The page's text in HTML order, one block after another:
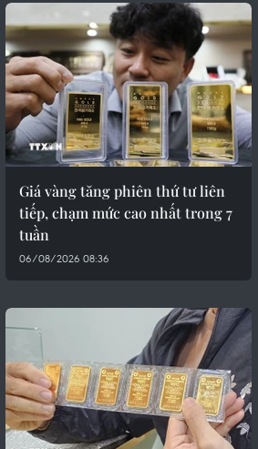
Giá vàng tăng phiên thứ tư liên
tiếp, chạm mức cao nhất trong 7
tuần
06/08/2026 08:36